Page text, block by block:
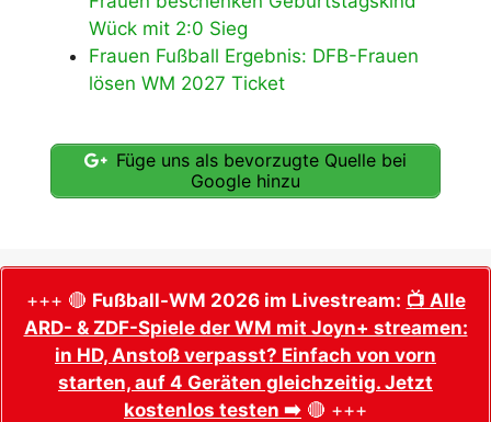
Wück mit 2:0 Sieg
Frauen Fußball Ergebnis: DFB-Frauen
lösen WM 2027 Ticket
Füge uns als bevorzugte Quelle bei
Google hinzu
+++ 🔴 Fußball-WM 2026 im Livestream: 📺 Alle
ARD- & ZDF-Spiele der WM mit Joyn+ streamen:
in HD, Anstoß verpasst? Einfach von vorn
starten, auf 4 Geräten gleichzeitig. Jetzt
kostenlos testen ➡️ 🔴 +++